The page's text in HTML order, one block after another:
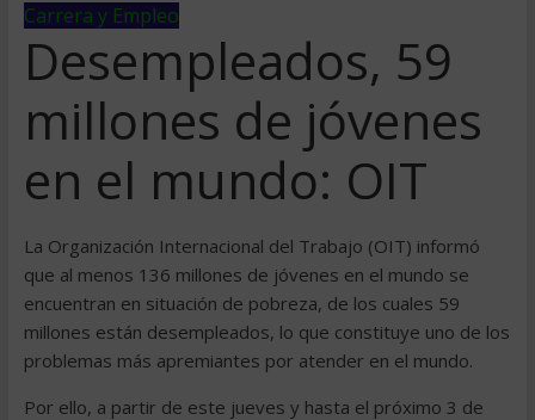
Carrera y Empleo
Desempleados, 59
millones de jóvenes
en el mundo: OIT
La Organización Internacional del Trabajo (OIT) informó
que al menos 136 millones de jóvenes en el mundo se
encuentran en situación de pobreza, de los cuales 59
millones están desempleados, lo que constituye uno de los
problemas más apremiantes por atender en el mundo.
Por ello, a partir de este jueves y hasta el próximo 3 de